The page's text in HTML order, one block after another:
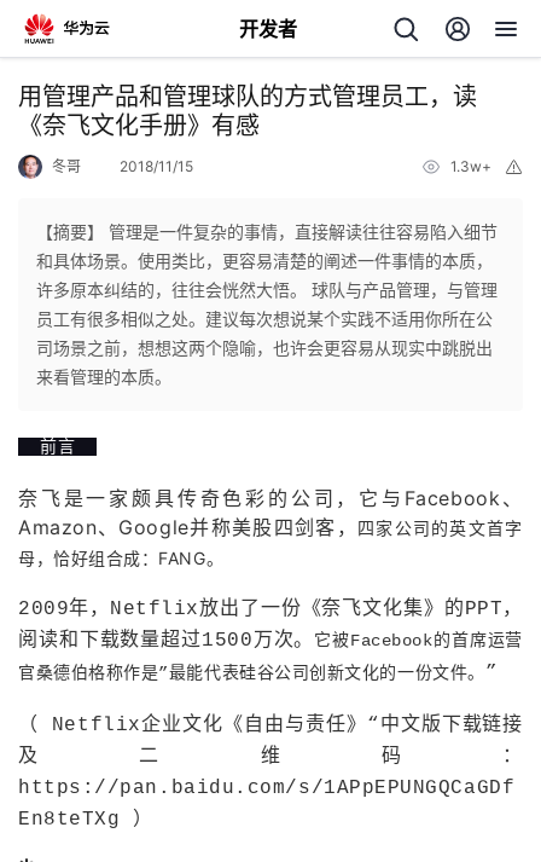
开发者
返
回
个
人
我
发
我
客
论
的
我
开
者
堂
我
我
的
我
支
的
我
用管理产品和管理球队的方式管理员工，读
《奈飞文化手册》有感
冬哥 2018/11/15 1.3w+
【摘要】 管理是一件复杂的事情，直接解读往往容易陷入细节
和具体场景。使用类比，更容易清楚的阐述一件事情的本质，
许多原本纠结的，往往会恍然大悟。 球队与产品管理，与管理
员工有很多相似之处。建议每次想说某个实践不适用你所在公
司场景之前，想想这两个隐喻，也许会更容易从现实中跳脱出
来看管理的本质。
前言
奈飞是一家颇具传奇色彩的公司，它与Facebook、
Amazon、Google并称美股四剑客，
四家公司的英文首字
母，恰好组合成：FANG。
2009年，Netflix放出了一份《奈飞文化集》的PPT，
阅读和下载数量超过1500万次。
它被Facebook的首席运营
官桑德伯格称作是”最能代表硅谷公司创新文化的一份文件。 ”
（ Netflix企业文化《自由与责任》“中文版下载链接
及二维码：
https://pan.baidu.com/s/1APpEPUNGQCaGDf
En8teTXg ）